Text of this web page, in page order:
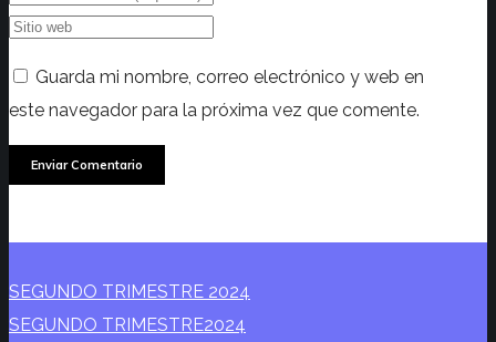
Guarda mi nombre, correo electrónico y web en
este navegador para la próxima vez que comente.
SEGUNDO TRIMESTRE 2024
SEGUNDO TRIMESTRE2024